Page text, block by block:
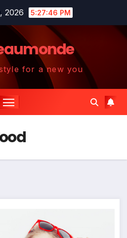
2026 5:27:46 PM
for a new you